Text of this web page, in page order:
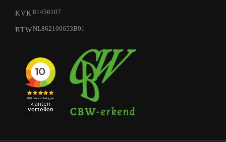
KVK 81456107
BTWNL862100653B01